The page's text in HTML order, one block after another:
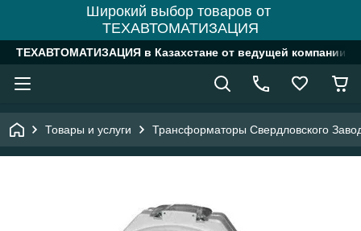
Широкий выбор товаров от
ТЕХАВТОМАТИЗАЦИЯ
ТЕХАВТОМАТИЗАЦИЯ в Казахстане от ведущей компании
Товары и услуги Трансформаторы Свердловского